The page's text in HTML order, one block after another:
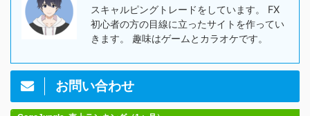
スキャルピングトレードをしています。 FX
初心者の方の目線に立ったサイトを作ってい
きます。 趣味はゲームとカラオケです。
お問い合わせ